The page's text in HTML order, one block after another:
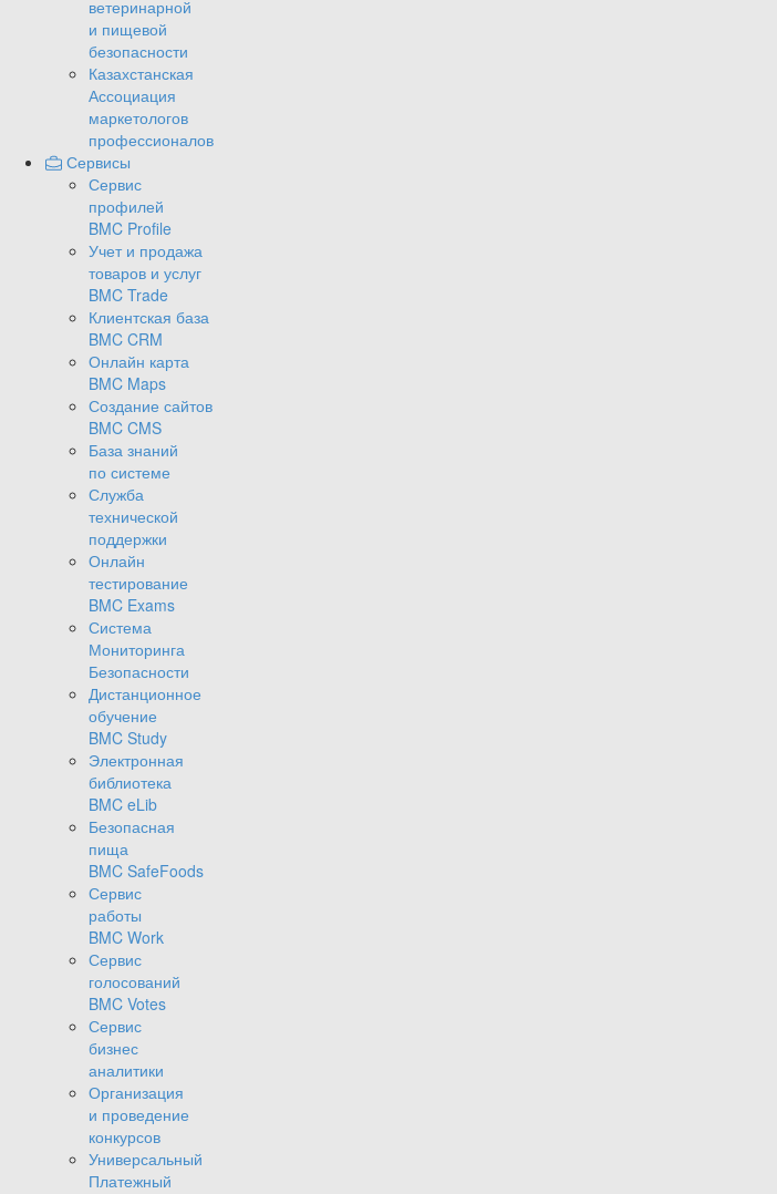
ветеринарной
и пищевой
безопасности
Казахстанская
Ассоциация
маркетологов
профессионалов
Сервисы
Сервис
профилей
BMC Profile
Учет и продажа
товаров и услуг
BMC Trade
Клиентская база
BMC CRM
Онлайн карта
BMC Maps
Создание сайтов
BMC CMS
База знаний
по системе
Служба
технической
поддержки
Онлайн
тестирование
BMC Exams
Система
Мониторинга
Безопасности
Дистанционное
обучение
BMC Study
Электронная
библиотека
BMC eLib
Безопасная
пища
BMC SafeFoods
Сервис
работы
BMC Work
Сервис
голосований
BMC Votes
Сервис
бизнес
аналитики
Организация
и проведение
конкурсов
Универсальный
Платежный